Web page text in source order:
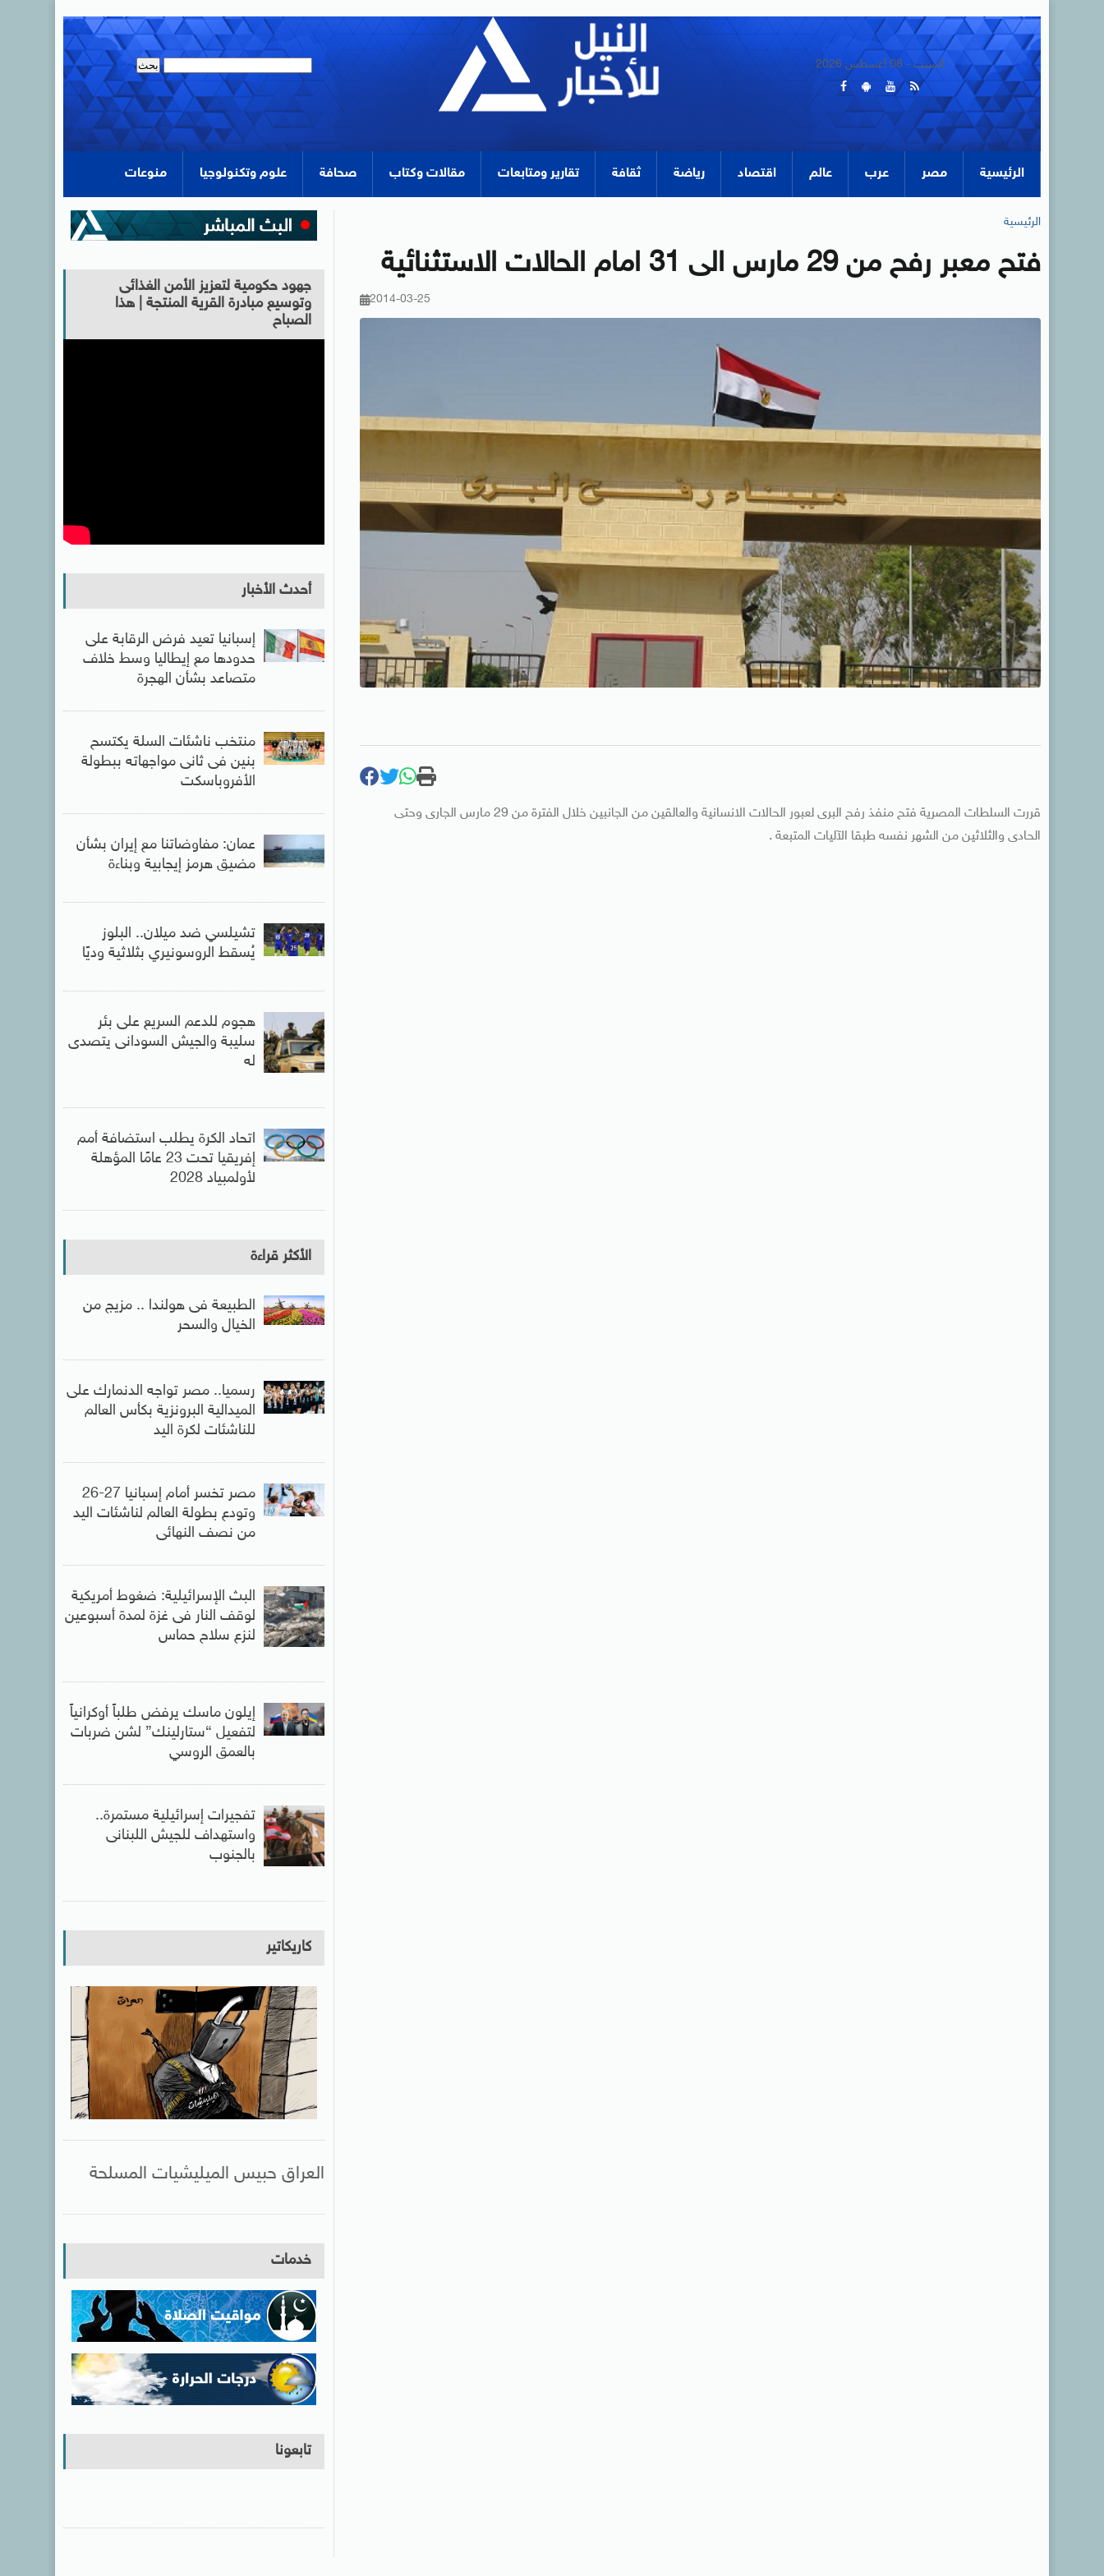
السبت - 08 أغسطس 2026
الرئيسية مصر عرب عالم اقتصاد رياضة ثقافة تقارير ومتابعات مقالات وكتاب صحافة علوم وتكنولوجيا منوعات
الرئيسية
فتح معبر رفح من 29 مارس الى 31 امام الحالات الاستثنائية
2014-03-25
قررت السلطات المصرية فتح منفذ رفح البرى لعبور الحالات الانسانية والعالقين من الجانبين خلال الفترة من 29 مارس الجارى وحتى
الحادى والثلاثين من الشهر نفسه طبقا الآليات المتبعة .
جهود حكومية لتعزيز الأمن الغذائى
وتوسيع مبادرة القرية المنتجة | هذا
الصباح
أحدث الأخبار
إسبانيا تعيد فرض الرقابة على
حدودها مع إيطاليا وسط خلاف
متصاعد بشأن الهجرة
منتخب ناشئات السلة يكتسح
بنين فى ثانى مواجهاته ببطولة
الأفروباسكت
عمان: مفاوضاتنا مع إيران بشأن
مضيق هرمز إيجابية وبناءة
تشيلسي ضد ميلان.. البلوز
يُسقط الروسونيري بثلاثية وديًا
هجوم للدعم السريع على بئر
سليبة والجيش السودانى يتصدى
له
اتحاد الكرة يطلب استضافة أمم
إفريقيا تحت 23 عامًا المؤهلة
لأولمبياد 2028
الأكثر قراءة
الطبيعة فى هولندا .. مزيج من
الخيال والسحر
رسميا.. مصر تواجه الدنمارك على
الميدالية البرونزية بكأس العالم
للناشئات لكرة اليد
مصر تخسر أمام إسبانيا 27-26
وتودع بطولة العالم لناشئات اليد
من نصف النهائى
البث الإسرائيلية: ضغوط أمريكية
لوقف النار فى غزة لمدة أسبوعين
لنزع سلاح حماس
إيلون ماسك يرفض طلباً أوكرانياً
لتفعيل “ستارلينك” لشن ضربات
بالعمق الروسي
تفجيرات إسرائيلية مستمرة..
واستهداف للجيش اللبنانى
بالجنوب
كاريكاتير
العراق حبيس الميليشيات المسلحة
خدمات
تابعونا